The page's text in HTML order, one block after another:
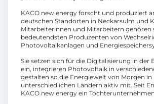
KACO new energy forscht und produziert
deutschen Standorten in Neckarsulm und
Mitarbeiterinnen und Mitarbeitern gehören
bedeutendsten Produzenten von
Photovoltaikanlagen und
Sie setzen sich für die Digitalisierung in der
ein, integrieren Photovoltaik in
gestalten so die Energiewelt von Morgen in
unterschiedlichen Ländern aktiv mit. Seit
KACO new energy ein